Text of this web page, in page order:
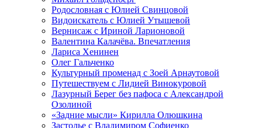
Родословная с Юлией Свинцовой
Видоискатель с Юлией Утышевой
Вернисаж с Ириной Ларионовой
Валентина Калачёва. Впечатления
Лариса Хенинен
Олег Гальченко
Культурный променад с Зоей Арнаутовой
Путешествуем с Лидией Винокуровой
Лазурный Берег без пафоса с Александрой
Озолиной
«Задние мысли» Кирилла Олюшкина
Застолье с Владимиром Софиенко